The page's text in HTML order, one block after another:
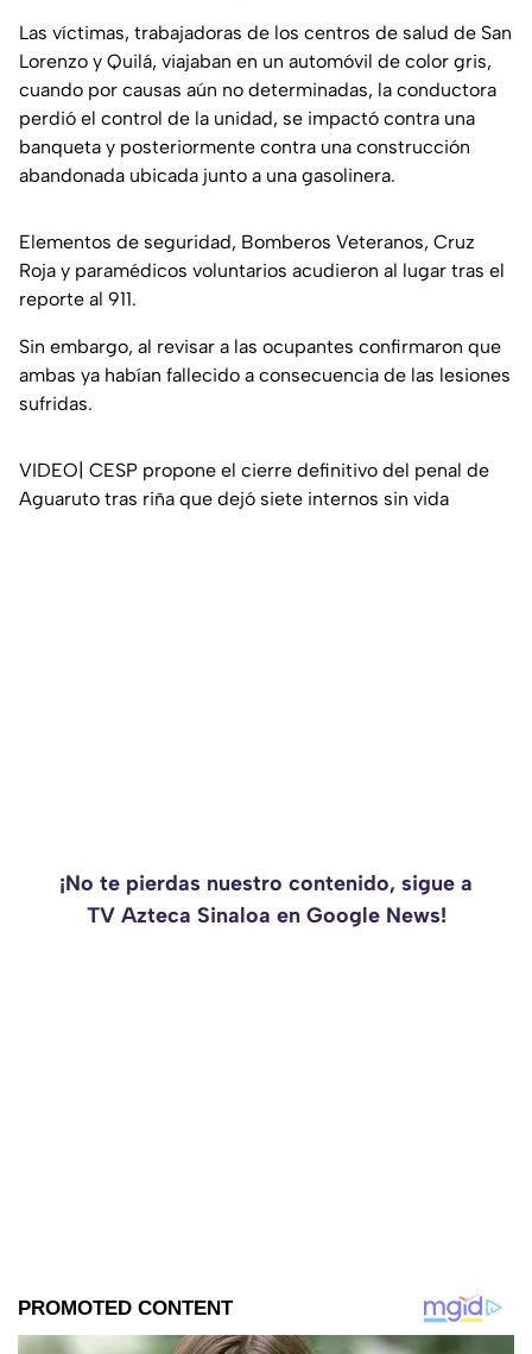
Las víctimas, trabajadoras de los centros de salud de San
Lorenzo y Quilá, viajaban en un automóvil de color gris,
cuando por causas aún no determinadas, la conductora
perdió el control de la unidad, se impactó contra una
banqueta y posteriormente contra una construcción
abandonada ubicada junto a una gasolinera.
Elementos de seguridad, Bomberos Veteranos, Cruz
Roja y paramédicos voluntarios acudieron al lugar tras el
reporte al 911.
Sin embargo, al revisar a las ocupantes confirmaron que
ambas ya habían fallecido a consecuencia de las lesiones
sufridas.
VIDEO| CESP propone el cierre definitivo del penal de
Aguaruto tras riña que dejó siete internos sin vida
¡No te pierdas nuestro contenido, sigue a
TV Azteca Sinaloa en Google News!